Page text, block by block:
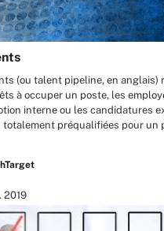
(ou talent pipeline, en anglais)
à occuper un poste, les
interne ou les candidatures
préqualifiées pour un
2019